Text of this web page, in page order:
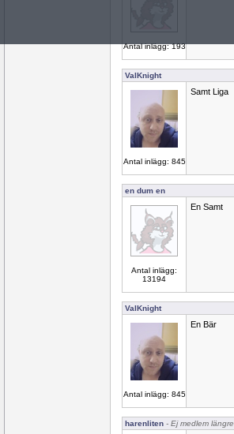
Antal inlägg: 193
ValKnight
Antal inlägg: 845
Samt Liga
en dum en
Antal inlägg:
13194
En Samt
ValKnight
Antal inlägg: 845
En Bär
harenliten - Ej medlem längre